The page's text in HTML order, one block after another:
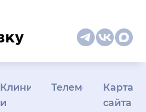
Клиникам
и
Телемедицина
Карта
сайта